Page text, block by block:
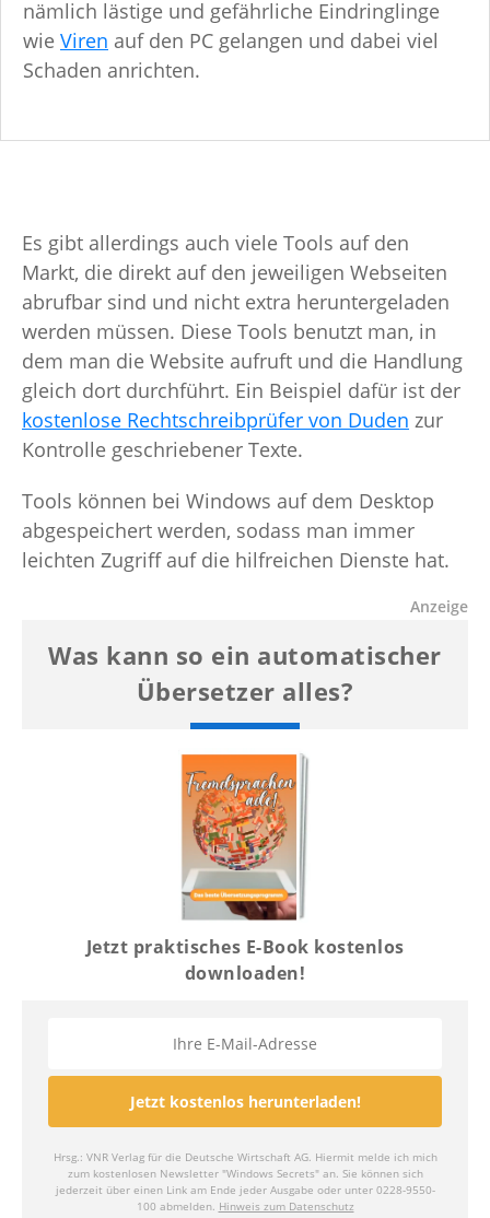
nämlich lästige und gefährliche Eindringlinge
wie Viren auf den PC gelangen und dabei viel
Schaden anrichten.
Es gibt allerdings auch viele Tools auf den
Markt, die direkt auf den jeweiligen Webseiten
abrufbar sind und nicht extra heruntergeladen
werden müssen. Diese Tools benutzt man, in
dem man die Website aufruft und die Handlung
gleich dort durchführt. Ein Beispiel dafür ist der
kostenlose Rechtschreibprüfer von Duden zur
Kontrolle geschriebener Texte.
Tools können bei Windows auf dem Desktop
abgespeichert werden, sodass man immer
leichten Zugriff auf die hilfreichen Dienste hat.